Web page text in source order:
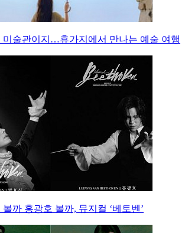
미술관이지…휴가지에서 만나는 예술 여행
볼까 홍광호 볼까, 뮤지컬 ‘베토벤’